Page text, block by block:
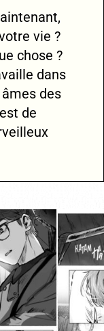
vie ?
chose ?
dans
des
de